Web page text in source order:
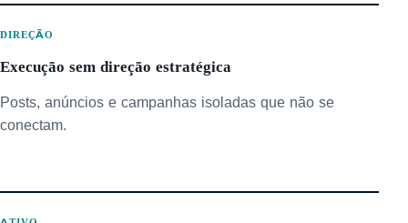
DIREÇÃO
Execução sem direção estratégica
Posts, anúncios e campanhas isoladas que não se
conectam.